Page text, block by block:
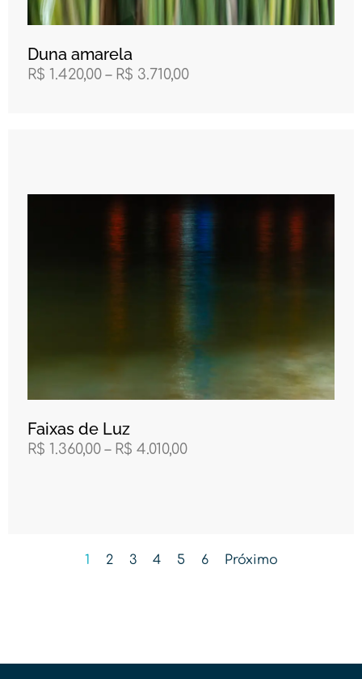
Duna amarela
R$ 1.420,00 – R$ 3.710,00
Faixas de Luz
R$ 1.360,00 – R$ 4.010,00
1 2 3 4 5 6 Próximo